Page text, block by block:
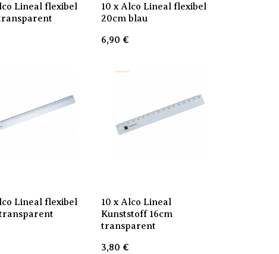
Lineal flexibel
10 x Alco Lineal flexibel
20cm blau
6,90 €
Lineal flexibel
10 x Alco Lineal
Kunststoff 16cm
transparent
3,80 €